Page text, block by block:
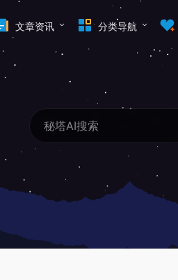
文章资讯 分类导航